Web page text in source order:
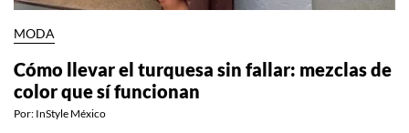
MODA
Cómo llevar el turquesa sin fallar: mezclas de
color que sí funcionan
Por: InStyle México